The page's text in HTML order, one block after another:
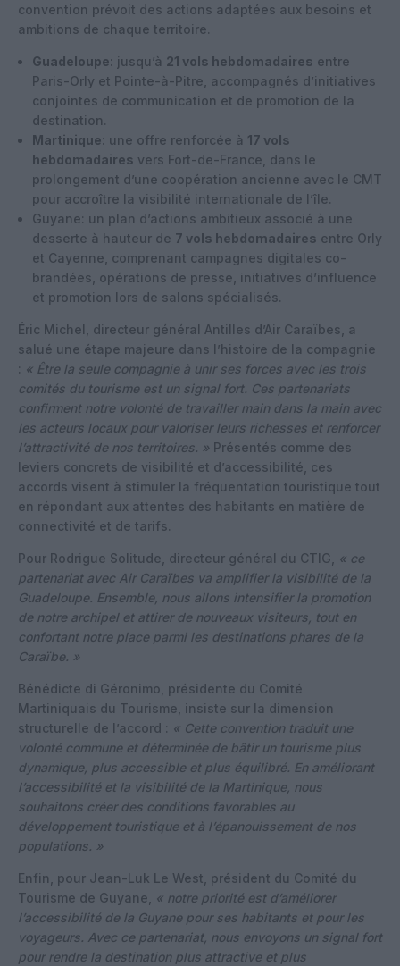
convention prévoit des actions adaptées aux besoins et
ambitions de chaque territoire.
Guadeloupe: jusqu’à 21 vols hebdomadaires entre
Paris-Orly et Pointe-à-Pitre, accompagnés d’initiatives
conjointes de communication et de promotion de la
destination.
Martinique: une offre renforcée à 17 vols
hebdomadaires vers Fort-de-France, dans le
prolongement d’une coopération ancienne avec le CMT
pour accroître la visibilité internationale de l’île.
Guyane: un plan d’actions ambitieux associé à une
desserte à hauteur de 7 vols hebdomadaires entre Orly
et Cayenne, comprenant campagnes digitales co-
brandées, opérations de presse, initiatives d’influence
et promotion lors de salons spécialisés.
Éric Michel, directeur général Antilles d’Air Caraïbes, a
salué une étape majeure dans l’histoire de la compagnie
: « Être la seule compagnie à unir ses forces avec les trois
comités du tourisme est un signal fort. Ces partenariats
confirment notre volonté de travailler main dans la main avec
les acteurs locaux pour valoriser leurs richesses et renforcer
l’attractivité de nos territoires. » Présentés comme des
leviers concrets de visibilité et d’accessibilité, ces
accords visent à stimuler la fréquentation touristique tout
en répondant aux attentes des habitants en matière de
connectivité et de tarifs.
Pour Rodrigue Solitude, directeur général du CTIG,
« ce
partenariat avec Air Caraïbes va amplifier la visibilité de la
Guadeloupe. Ensemble, nous allons intensifier la promotion
de notre archipel et attirer de nouveaux visiteurs, tout en
confortant notre place parmi les destinations phares de la
Caraïbe. »
Bénédicte di Géronimo, présidente du Comité
Martiniquais du Tourisme, insiste sur la dimension
structurelle de l’accord : « Cette convention traduit une
volonté commune et déterminée de bâtir un tourisme plus
dynamique, plus accessible et plus équilibré. En améliorant
l’accessibilité et la visibilité de la Martinique, nous
souhaitons créer des conditions favorables au
développement touristique et à l’épanouissement de nos
populations. »
Enfin, pour Jean-Luk Le West, président du Comité du
Tourisme de Guyane,
« notre priorité est d’améliorer
l’accessibilité de la Guyane pour ses habitants et pour les
voyageurs. Avec ce partenariat, nous envoyons un signal fort
pour rendre la destination plus attractive et plus